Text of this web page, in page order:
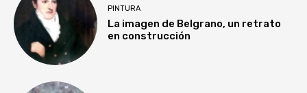
PINTURA
La imagen de Belgrano, un retrato
en construcción